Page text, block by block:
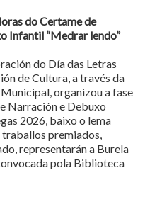
do Certame de
Infantil “Medrar lendo”
do Día das Letras
de Cultura, a través da
organizou a fase
Narración e Debuxo
2026, baixo o lema
traballos premiados,
representarán a Burela
pola Biblioteca